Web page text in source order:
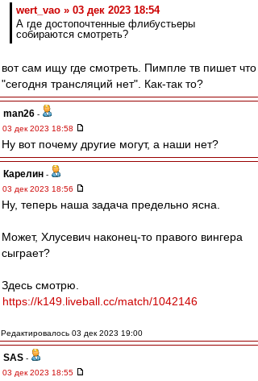
wert_vao » 03 дек 2023 18:54
А где достопочтенные флибустьеры
собираются смотреть?
вот сам ищу где смотреть. Пимпле тв пишет что
"сегодня трансляций нет". Как-так то?
man26 -
03 дек 2023 18:58
Ну вот почему другие могут, а наши нет?
Карелин -
03 дек 2023 18:56
Ну, теперь наша задача предельно ясна.
Может, Хлусевич наконец-то правого вингера
сыграет?
Здесь смотрю.
https://k149.liveball.cc/match/1042146
Редактировалось 03 дек 2023 19:00
SAS -
03 дек 2023 18:55